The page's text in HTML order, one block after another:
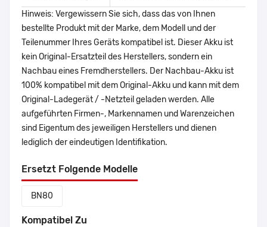
Hinweis: Vergewissern Sie sich, dass das von Ihnen
bestellte Produkt mit der Marke, dem Modell und der
Teilenummer Ihres Geräts kompatibel ist. Dieser Akku ist
kein Original-Ersatzteil des Herstellers, sondern ein
Nachbau eines Fremdherstellers. Der Nachbau-Akku ist
100% kompatibel mit dem Original-Akku und kann mit dem
Original-Ladegerät / -Netzteil geladen werden. Alle
aufgeführten Firmen-, Markennamen und Warenzeichen
sind Eigentum des jeweiligen Herstellers und dienen
lediglich der eindeutigen Identifikation.
Ersetzt Folgende Modelle
BN80
Kompatibel Zu